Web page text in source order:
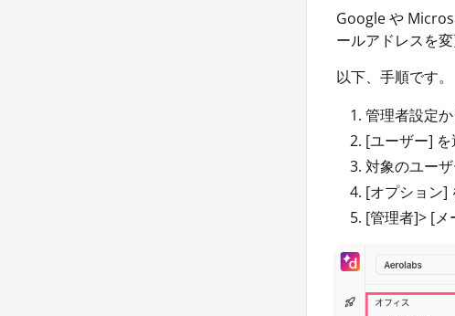
Google や
ールアドレスを変
以下、手順です。
管理者設定
[ユーザー] を
対象のユー
[オプション]
[管理者]> [メ